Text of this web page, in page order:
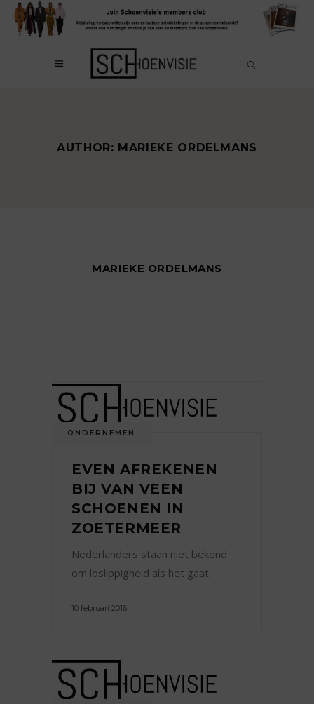
AUTHOR: MARIEKE ORDELMANS
MARIEKE ORDELMANS
ONDERNEMEN
EVEN AFREKENEN
BIJ VAN VEEN
SCHOENEN IN
ZOETERMEER
Nederlanders staan niet bekend
om loslippigheid als het gaat
10 februari 2016